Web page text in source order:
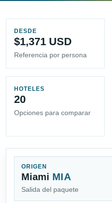
DESDE
$1,371 USD
Referencia por persona
HOTELES
20
Opciones para comparar
ORIGEN
Miami MIA
Salida del paquete